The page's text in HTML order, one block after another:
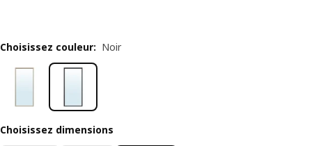
Choisissez couleur: Noir
Choisissez dimensions